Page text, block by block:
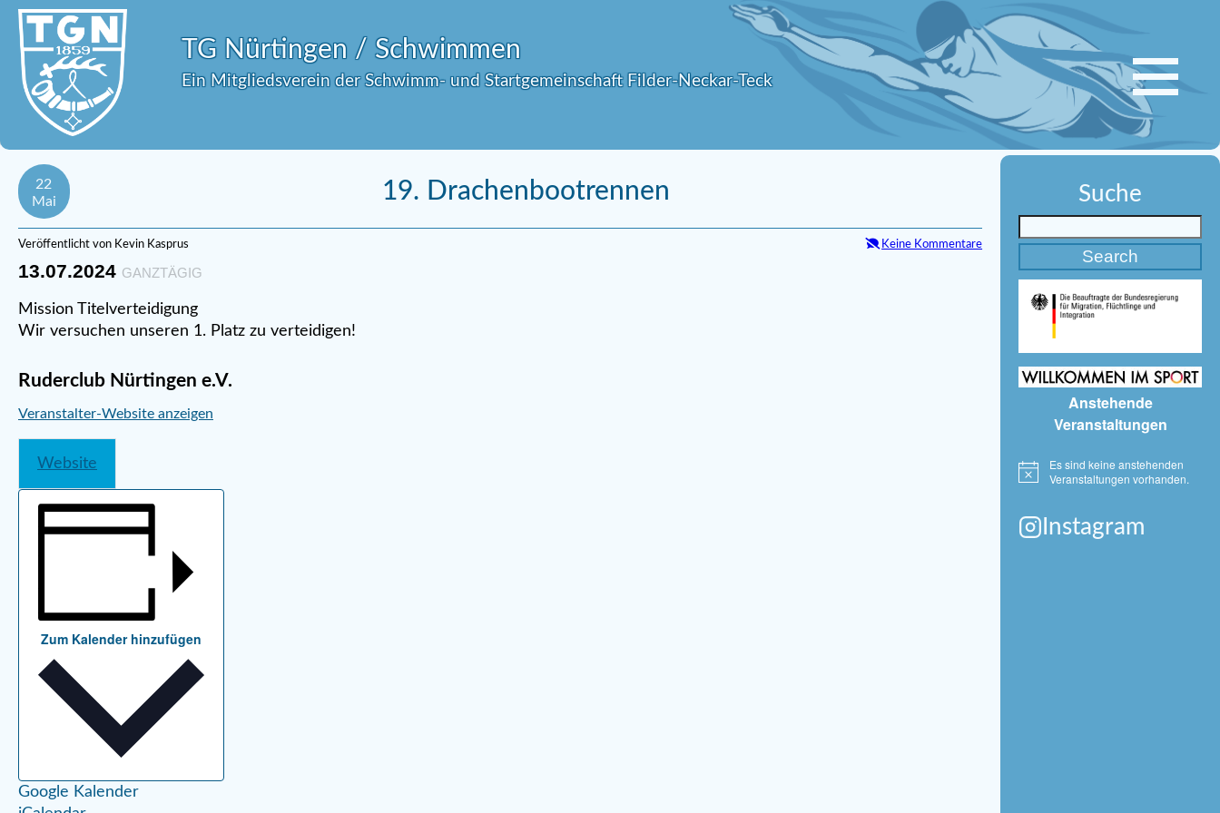
TG Nürtingen / Schwimmen
Ein Mitgliedsverein der Schwimm- und Startgemeinschaft Filder-Neckar-Teck
22
Mai
19. Drachenbootrennen
Veröffentlicht von Kevin Kasprus Keine Kommentare
13.07.2024 GANZTÄGIG
Mission Titelverteidigung
Wir versuchen unseren 1. Platz zu verteidigen!
Ruderclub Nürtingen e.V.
Veranstalter-Website anzeigen
Website
Zum Kalender hinzufügen
Google Kalender
Suche
Anstehende
Veranstaltungen
Hinweis
Es sind keine anstehenden
Veranstaltungen vorhanden.
Instagram